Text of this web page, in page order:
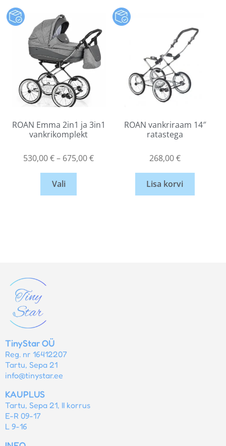
ROAN Emma 2in1 ja 3in1
vankrikomplekt
530,00€– 675,00€
Vali
ROAN vankriraam 14″
ratastega
268,00€
Lisa korvi
TinyStar OÜ
Reg. nr 16412207
Tartu, Sepa 21
info@tinystar.ee
KAUPLUS
Tartu, Sepa 21, II korrus
E-R 09-17
L 9-16